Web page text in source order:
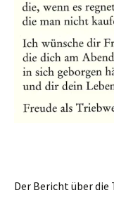
Der Bericht über